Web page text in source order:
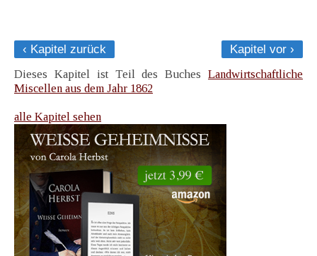
‹ Kapitel zurück
Kapitel vor ›
Dieses Kapitel ist Teil des Buches Landwirtschaftliche
Miscellen aus dem Jahr 1862
alle Kapitel sehen